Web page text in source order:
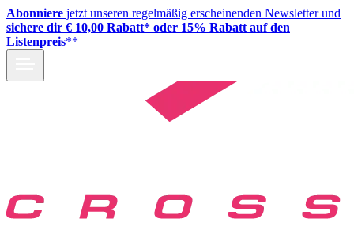
Abonniere jetzt unseren regelmäßig erscheinenden Newsletter und
sichere dir € 10,00 Rabatt* oder 15% Rabatt auf den
Listenpreis**